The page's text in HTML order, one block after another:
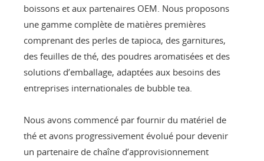
boissons et aux partenaires OEM. Nous proposons
une gamme complète de matières premières
comprenant des perles de tapioca, des garnitures,
des feuilles de thé, des poudres aromatisées et des
solutions d’emballage, adaptées aux besoins des
entreprises internationales de bubble tea.
Nous avons commencé par fournir du matériel de
thé et avons progressivement évolué pour devenir
un partenaire de chaîne d’approvisionnement